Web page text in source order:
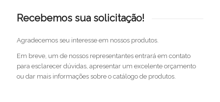
Recebemos sua solicitação!
Agradecemos seu interesse em nossos produtos.
Em breve, um de nossos representantes entrará em contato
para esclarecer dúvidas, apresentar um excelente orçamento
ou dar mais informações sobre o catálogo de produtos.